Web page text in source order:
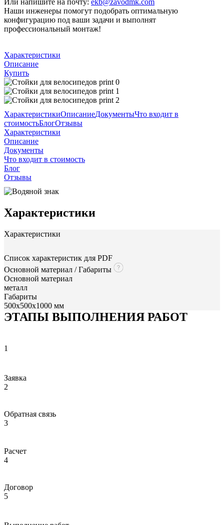
Наши инженеры помогут подобрать оптимальную
конфигурацию под ваши задачи и выполнят
профессиональный монтаж!
Характеристики
Описание
Купить
ХарактеристикиОписаниеДокументыЧто входит в
стоимостьБлогОтзывы
Характеристики
Описание
Документы
Что входит в стоимость
Блог
Отзывы
Характеристики
Характеристики
Список характеристик для PDF
Основной материал / Габариты
Основной материал
металл
Габариты
500x500x1000 мм
ЭТАПЫ ВЫПОЛНЕНИЯ РАБОТ
1
Заявка
2
Обратная связь
3
Расчет
4
Договор
5